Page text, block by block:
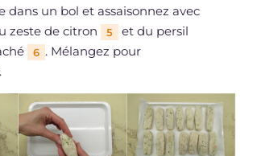
dans un bol et assaisonnez avec
zeste de citron 5
et du persil
6 . Mélangez pour